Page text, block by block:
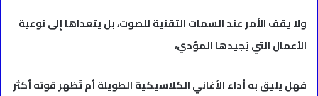
ولا يقف الأمر عند السمات التقنية للصوت، بل يتعداها إلى نوعية
الأعمال التي يُجيدها المؤدي،
فهل يليق به أداء الأغاني الكلاسيكية الطويلة أم تَظهر قوته أكثر